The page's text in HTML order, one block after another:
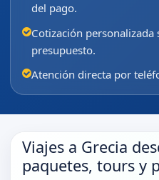
del pago.
Cotización personalizada
presupuesto.
Atención directa por
Viajes a Grecia
paquetes, tours y